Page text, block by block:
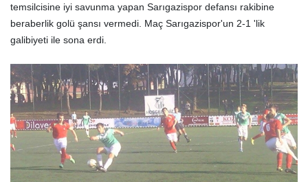
temsilcisine iyi savunma yapan Sarıgazispor defansı rakibine
beraberlik golü şansı vermedi. Maç Sarıgazispor'un 2-1 'lik
galibiyeti ile sona erdi.